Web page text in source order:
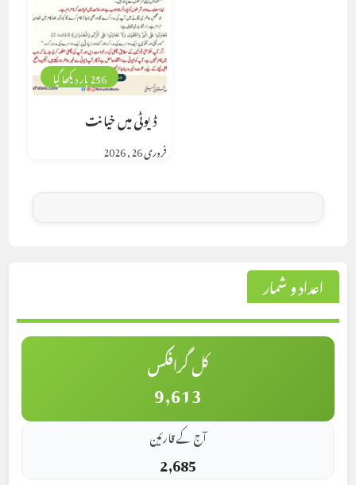
256 بار دیکھا گیا
ڈیوٹی میں خیانت
فروری 26, 2026
اعداد و شمار
کل گرافکس
9,613
آج کے قارئین
2,685